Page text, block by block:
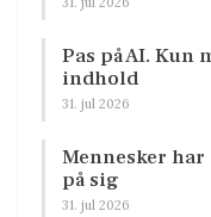
Pas på AI.
indhold
31. jul 2026
Mennesker har
på sig
31. jul 2026